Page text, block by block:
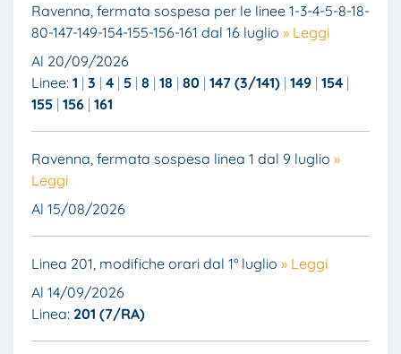
Ravenna, fermata sospesa per le linee 1-3-4-5-8-18-
80-147-149-154-155-156-161 dal 16 luglio » Leggi
Al 20/09/2026
Linee: 1 3 4 5 8 18 80 147 (3/141) 149 154
155 156 161
Ravenna, fermata sospesa linea 1 dal 9 luglio »
Leggi
Al 15/08/2026
Linea 201, modifiche orari dal 1° luglio » Leggi
Al 14/09/2026
Linea: 201 (7/RA)